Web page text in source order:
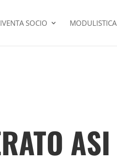
SOCIO MODULISTICA
ASI